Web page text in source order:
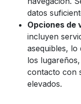
datos
Opciones de
incluyen
asequibles,
los
contacto con
elevados.